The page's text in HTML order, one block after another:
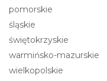
pomorskie
śląskie
świętokrzyskie
warmińsko-mazurskie
wielkopolskie